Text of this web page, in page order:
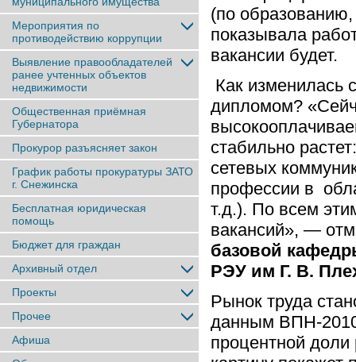
Мероприятия по
противодействию коррупции
Выявление правообладателей
ранее учтенныx объектов
недвижимости
Общественная приёмная
Губернатора
Прокурор разъясняет закон
График работы прокуратуры ЗАТО
г. Снежинска
Бесплатная юридическая
помощь
Бюджет для граждан
Архивный отдел
Проекты
Прочее
Афиша
(по образованию,
показывала
вакансии будет.
Как изменилась
дипломом?
стабильно
сетевых
профессии в
т.д.). По всем
вакансий», —
базовой
РЭУ им Г. В.
Рынок труда
данным ВПН-
процентной